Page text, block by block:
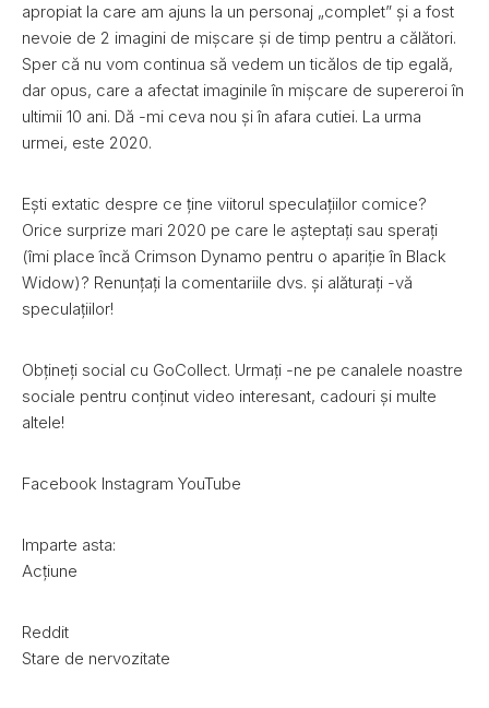
apropiat la care am ajuns la un personaj „complet” și a fost
nevoie de 2 imagini de mișcare și de timp pentru a călători.
Sper că nu vom continua să vedem un ticălos de tip egală,
dar opus, care a afectat imaginile în mișcare de supereroi în
ultimii 10 ani. Dă -mi ceva nou și în afara cutiei. La urma
urmei, este 2020.
Ești extatic despre ce ține viitorul speculațiilor comice?
Orice surprize mari 2020 pe care le așteptați sau sperați
(îmi place încă Crimson Dynamo pentru o apariție în Black
Widow)? Renunțați la comentariile dvs. și alăturați -vă
speculațiilor!
Obțineți social cu GoCollect. Urmați -ne pe canalele noastre
sociale pentru conținut video interesant, cadouri și multe
altele!
Facebook Instagram YouTube
Imparte asta:
Acțiune
Reddit
Stare de nervozitate